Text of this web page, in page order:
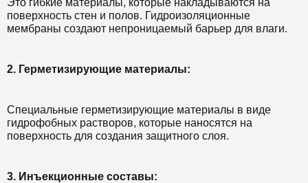
Это гибкие материалы, которые накладываются на
поверхность стен и полов. Гидроизоляционные
мембраны создают непроницаемый барьер для влаги.
2. Герметизирующие материалы:
Специальные герметизирующие материалы в виде
гидрофобных растворов, которые наносятся на
поверхность для создания защитного слоя.
3. Инъекционные составы: